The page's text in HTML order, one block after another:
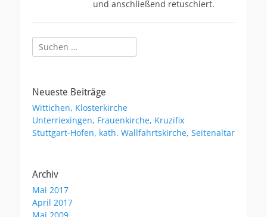
und anschließend retuschiert.
Suchen
nach:
Neueste Beiträge
Wittichen, Klosterkirche
Unterriexingen, Frauenkirche, Kruzifix
Stuttgart-Hofen, kath. Wallfahrtskirche, Seitenaltar
Archiv
Mai 2017
April 2017